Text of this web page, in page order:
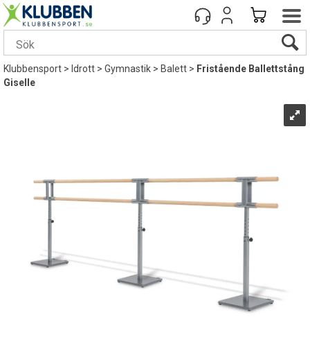
Klubbensport> Idrott>Gymnastik>Balett> Fristående Ballettstång
Giselle